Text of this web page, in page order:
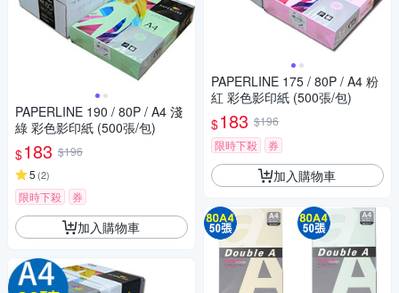
PAPERLINE 190 / 80P / A4 淺
綠 彩色影印紙 (500張/包)
$183 $196
5 (2)
限時下殺 券
加入購物車
PAPERLINE 175 / 80P / A4 粉
紅 彩色影印紙 (500張/包)
$183 $196
限時下殺
券
加入購物車